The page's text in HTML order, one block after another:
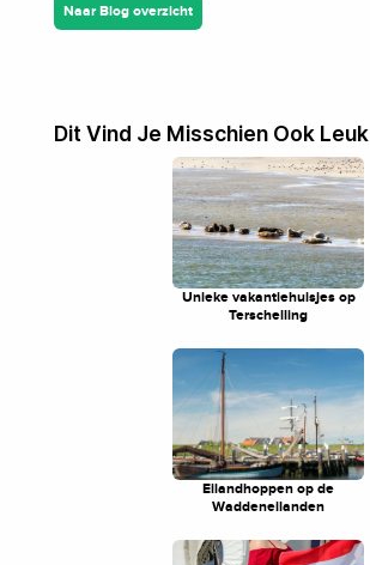
Naar Blog overzicht
Dit Vind Je Misschien Ook Leuk
Unieke vakantiehuisjes op
Terschelling
Eilandhoppen op de
Waddeneilanden